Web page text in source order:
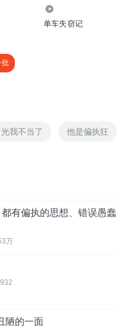
单车失窃记
批
我不当了 他是偏执狂
有偏执的思想、错误愚蠢
万
陋的一面